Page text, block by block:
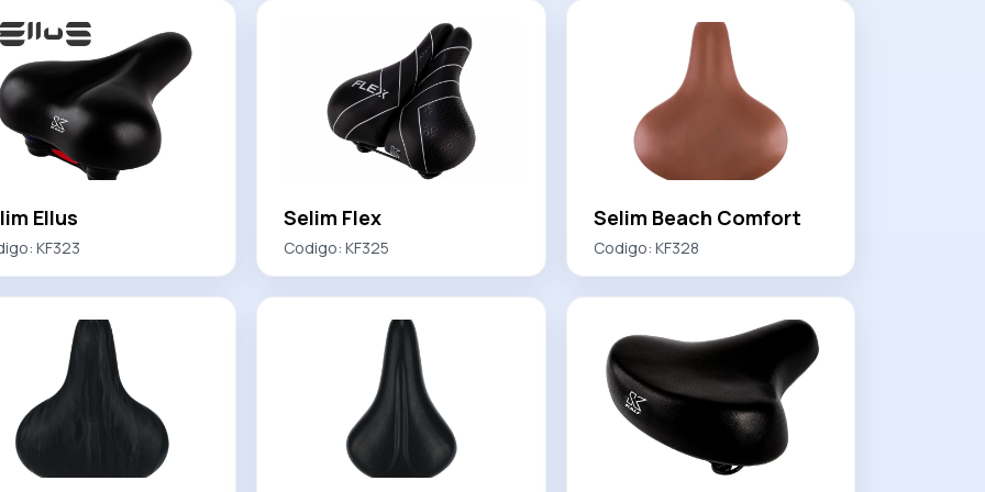
Ellus
KF323
Selim Flex
Codigo: KF325
Selim Beach Comfort
Codigo: KF328